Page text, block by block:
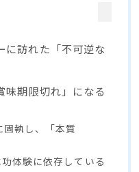
に訪れた「不可逆な
味期限切れ」になる
執し、「本質
体験に依存している